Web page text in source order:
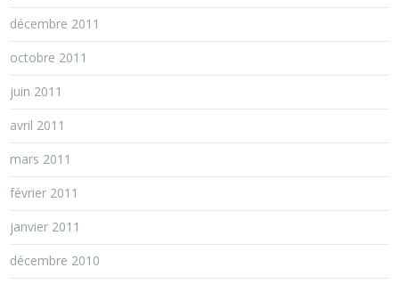
décembre 2011
octobre 2011
juin 2011
avril 2011
mars 2011
février 2011
janvier 2011
décembre 2010